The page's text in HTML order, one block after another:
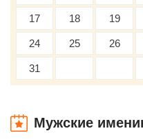
17 18 19
24 25 26
31
Мужские